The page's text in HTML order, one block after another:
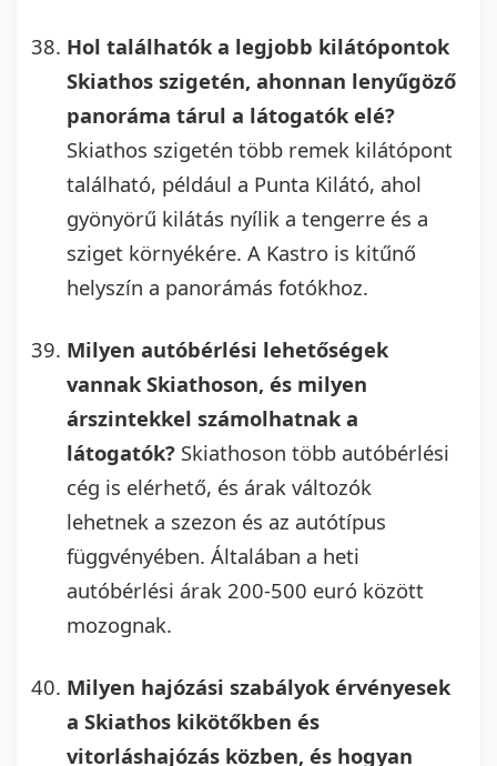
Hol találhatók a legjobb kilátópontok
Skiathos szigetén, ahonnan lenyűgöző
panoráma tárul a látogatók elé?
Skiathos szigetén több remek kilátópont
található, például a Punta Kilátó, ahol
gyönyörű kilátás nyílik a tengerre és a
sziget környékére. A Kastro is kitűnő
helyszín a panorámás fotókhoz.
Milyen autóbérlési lehetőségek
vannak Skiathoson, és milyen
árszintekkel számolhatnak a
látogatók? Skiathoson több autóbérlési
cég is elérhető, és árak változók
lehetnek a szezon és az autótípus
függvényében. Általában a heti
autóbérlési árak 200-500 euró között
mozognak.
Milyen hajózási szabályok érvényesek
a Skiathos kikötőkben és
vitorláshajózás közben, és hogyan